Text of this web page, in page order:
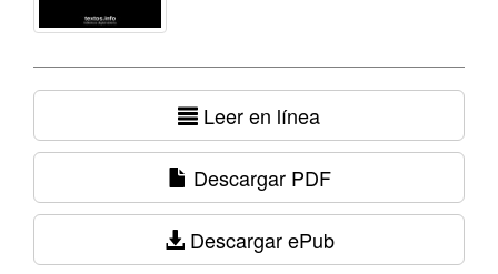
Leer en línea
Descargar PDF
Descargar ePub